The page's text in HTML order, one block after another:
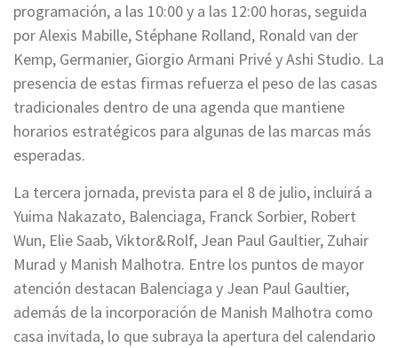
programación, a las 10:00 y a las 12:00 horas, seguida
por Alexis Mabille, Stéphane Rolland, Ronald van der
Kemp, Germanier, Giorgio Armani Privé y Ashi Studio. La
presencia de estas firmas refuerza el peso de las casas
tradicionales dentro de una agenda que mantiene
horarios estratégicos para algunas de las marcas más
esperadas.
La tercera jornada, prevista para el 8 de julio, incluirá a
Yuima Nakazato, Balenciaga, Franck Sorbier, Robert
Wun, Elie Saab, Viktor&Rolf, Jean Paul Gaultier, Zuhair
Murad y Manish Malhotra. Entre los puntos de mayor
atención destacan Balenciaga y Jean Paul Gaultier,
además de la incorporación de Manish Malhotra como
casa invitada, lo que subraya la apertura del calendario